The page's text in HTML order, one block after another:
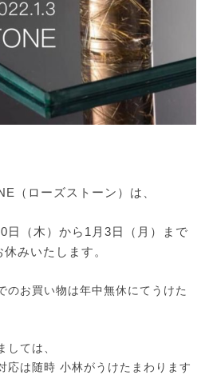
（ローズストーン）は、
日（木）から1月3日（月）まで
みいたします。
のお買い物は年中無休にてうけた
しては、
応は随時 小林がうけたまわります